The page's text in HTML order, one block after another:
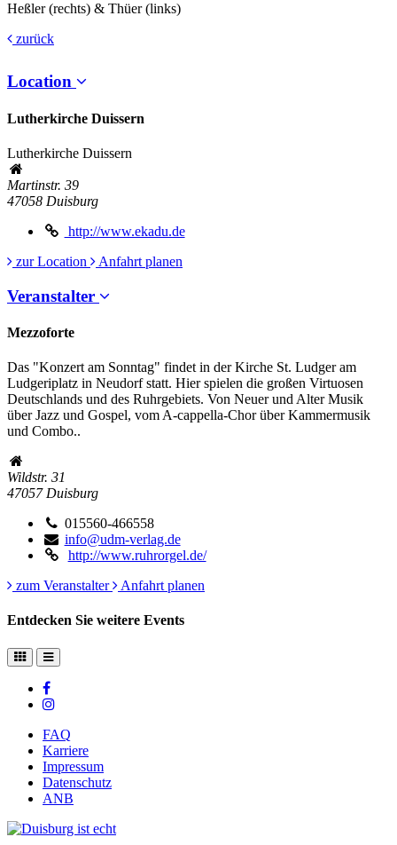
Heßler (rechts) & Thüer (links)
zurück
Location
Lutherkirche Duissern
Lutherkirche Duissern
Martinstr. 39
47058 Duisburg
http://www.ekadu.de
zur Location
Anfahrt planen
Veranstalter
Mezzoforte
Das "Konzert am Sonntag" findet in der Kirche St. Ludger am
Ludgeriplatz in Neudorf statt. Hier spielen die großen Virtuosen
Deutschlands und des Ruhrgebiets. Von Neuer und Alter Musik
über Jazz und Gospel, vom A-cappella-Chor über Kammermusik
und Combo..
Wildstr. 31
47057 Duisburg
015560-466558
info@udm-verlag.de
http://www.ruhrorgel.de/
zum Veranstalter
Anfahrt planen
Entdecken Sie weitere Events
FAQ
Karriere
Impressum
Datenschutz
ANB